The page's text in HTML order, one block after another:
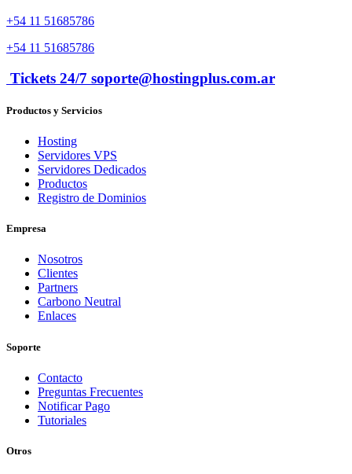
+54 11 51685786
+54 11 51685786
Tickets 24/7 soporte@hostingplus.com.ar
Productos y Servicios
Hosting
Servidores VPS
Servidores Dedicados
Productos
Registro de Dominios
Empresa
Nosotros
Clientes
Partners
Carbono Neutral
Enlaces
Soporte
Contacto
Preguntas Frecuentes
Notificar Pago
Tutoriales
Otros